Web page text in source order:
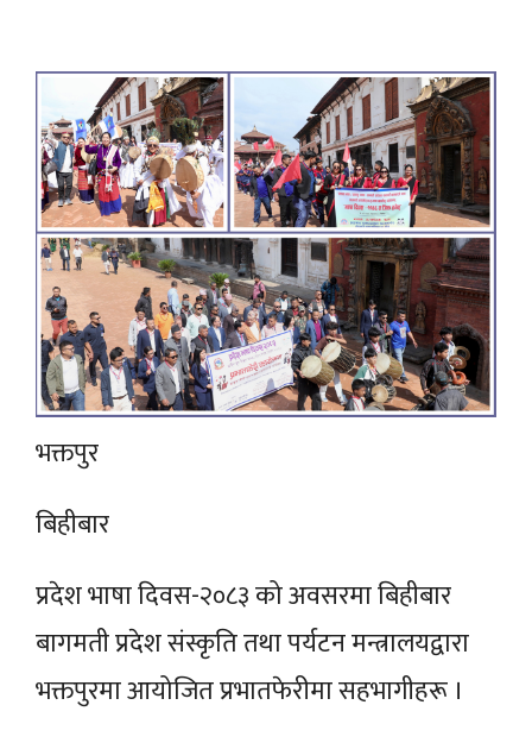
भक्तपुर
बिहीबार
प्रदेश भाषा दिवस-२०८३ को अवसरमा बिहीबार
बागमती प्रदेश संस्कृति तथा पर्यटन मन्त्रालयद्वारा
भक्तपुरमा आयोजित प्रभातफेरीमा सहभागीहरू ।